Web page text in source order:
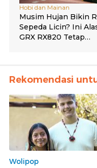
Rekomendasi
Wolipop